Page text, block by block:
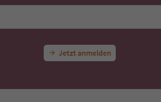
Jetzt anmelden